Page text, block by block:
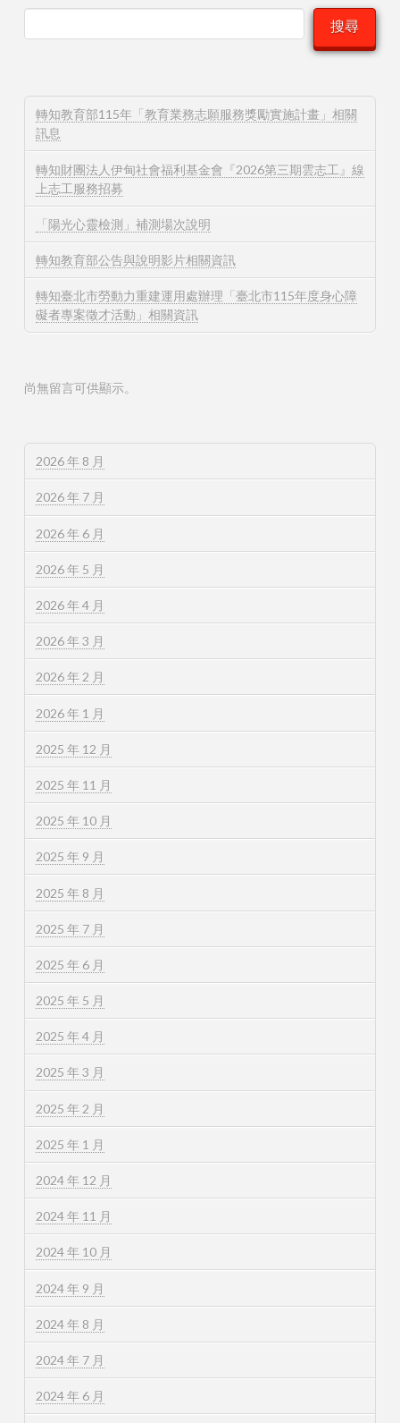
搜尋
轉知教育部115年「教育業務志願服務獎勵實施計畫」相關
訊息
轉知財團法人伊甸社會福利基金會『2026第三期雲志工』線
上志工服務招募
「陽光心靈檢測」補測場次說明
轉知教育部公告與說明影片相關資訊
轉知臺北市勞動力重建運用處辦理「臺北市115年度身心障
礙者專案徵才活動」相關資訊
尚無留言可供顯示。
2026 年 8 月
2026 年 7 月
2026 年 6 月
2026 年 5 月
2026 年 4 月
2026 年 3 月
2026 年 2 月
2026 年 1 月
2025 年 12 月
2025 年 11 月
2025 年 10 月
2025 年 9 月
2025 年 8 月
2025 年 7 月
2025 年 6 月
2025 年 5 月
2025 年 4 月
2025 年 3 月
2025 年 2 月
2025 年 1 月
2024 年 12 月
2024 年 11 月
2024 年 10 月
2024 年 9 月
2024 年 8 月
2024 年 7 月
2024 年 6 月